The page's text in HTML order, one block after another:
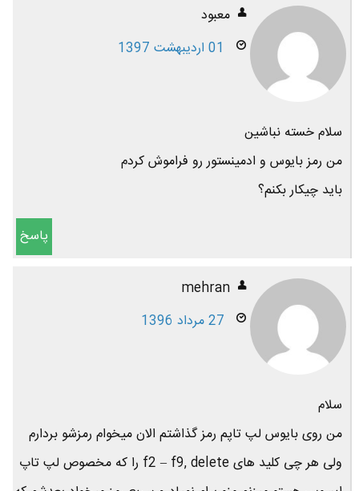
معبود
01 اردیبهشت 1397
سلام خسته نباشین
من رمز بایوس و ادمینستور رو فراموش کردم
باید چیکار بکنم؟
پاسخ
mehran
27 مرداد 1396
سلام
من روی بایوس لپ تاپم رمز گذاشتم الان میخوام رمزشو بردارم
ولی هر چی کلید های f2 – f9, delete را که مخصوص لپ تاپ